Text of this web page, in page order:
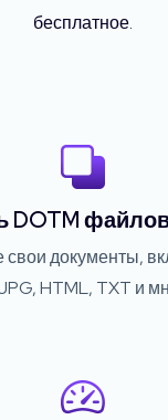
бесплатное.
DOTM
документы,
HTML, TXT и